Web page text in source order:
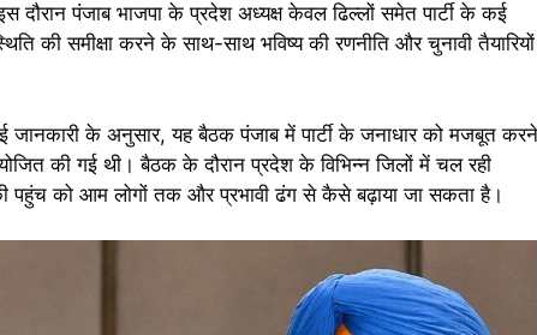
दौरान पंजाब भाजपा के प्रदेश अध्यक्ष केवल ढिल्लों समेत पार्टी के कई
की समीक्षा करने के साथ-साथ भविष्य की रणनीति और चुनावी तैयारियों
जानकारी के अनुसार, यह बैठक पंजाब में पार्टी के जनाधार को मजबूत करने
की गई थी। बैठक के दौरान प्रदेश के विभिन्न जिलों में चल रही
की पहुंच को आम लोगों तक और प्रभावी ढंग से कैसे बढ़ाया जा सकता है।